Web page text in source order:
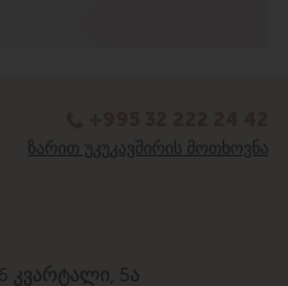
ᲖᲐᲠᲘᲗ ᲣᲙᲣᲙᲐᲕᲨᲘᲠᲘᲡ ᲛᲝᲗᲮᲝᲕᲜᲐ
კვარტალი, 5ა